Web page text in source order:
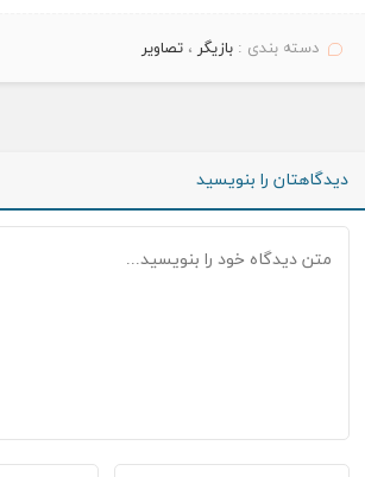
دسته بندی :بازیگر ،تصاویر
دیدگاهتان را بنویسید